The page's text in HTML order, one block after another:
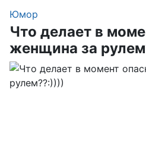
Юмор
Что делает в
женщина за